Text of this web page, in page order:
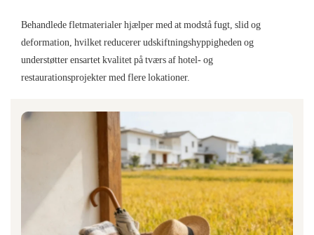
Behandlede fletmaterialer hjælper med at modstå fugt, slid og
deformation, hvilket reducerer udskiftningshyppigheden og
understøtter ensartet kvalitet på tværs af hotel- og
restaurationsprojekter med flere lokationer.